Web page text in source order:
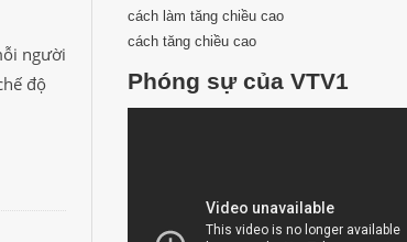
người
độ
cách làm tăng chiều cao
cách tăng chiều cao
Phóng sự của VTV1